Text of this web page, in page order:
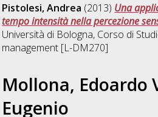
Pistolesi, Andrea (2013) Una
tempo intensità nella percezione
Università di Bologna, Corso di
management [L-DM270]
Mollona, Edoardo
Eugenio